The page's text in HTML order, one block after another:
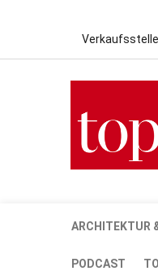
ARCHITEKTUR
PODCAST